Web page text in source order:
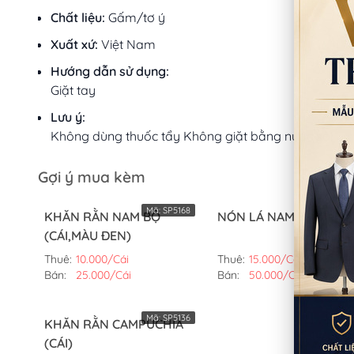
Chất liệu: Gấm/tơ ý
Xuất xứ: Việt Nam
Hướng dẫn sử dụng:
Giặt tay
Lưu ý:
Không dùng thuốc tẩy Không giặt bằng nước sôi
Gợi ý mua kèm
KHĂN RẰN NAM BỘ
(CÁI,MÀU ĐEN)
Thuê: 10.000/Cái
Bán:
25.000/Cái
Mã: SP5168 NÓN LÁ NAM BỘ (CÁI)
Thuê: 15.000/Cái
Bán:
50.000/Cái
Mã:
KHĂN RẰN CAMPUCHIA
(CÁI)
Mã:SP5136